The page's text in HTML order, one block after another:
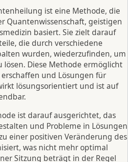
ist eine Methode, die
Quantenwissenschaft, geistigen
basiert. Sie zielt darauf
die durch verschiedene
wurden, wiederzufinden, um
lösen. Diese Methode ermöglicht
und Lösungen für
lösungsorientiert und ist auf
ist darauf ausgerichtet, das
und Probleme in Lösungen
einer positiven Veränderung des
was nicht mehr optimal
Sitzung beträgt in der Regel